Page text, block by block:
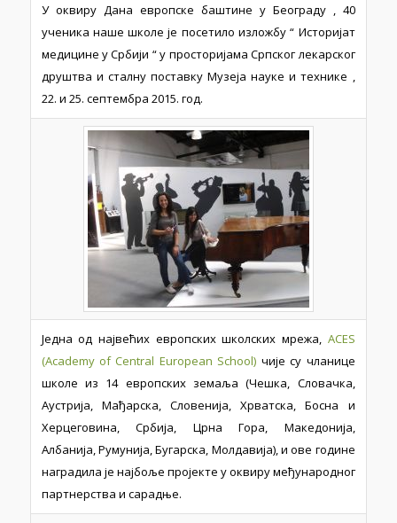
У оквиру Дана европске баштине у Београду , 40
ученика наше школе је посетило изложбу “ Историјат
медицине у Србији “ у просторијама Српског лекарског
друштва и сталну поставку Музеја науке и технике ,
22. и 25. септембра 2015. год.
Једна од највећих европских школских мрежа,ACES
(Academy of Central European School) чије су чланице
школе из 14 европских земаља (Чешка, Словачка,
Аустрија, Мађарска, Словенија, Хрватска, Босна и
Херцеговина, Србија, Црна Гора, Македонија,
Албанија, Румунија, Бугарска, Молдавија), и ове године
наградила је најбоље пројекте у оквиру међународног
партнерства и сарадње.